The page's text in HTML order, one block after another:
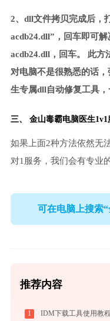
2、dll文件拷贝完成后，
acdb24.dll”，回车即可
acdb24.dll，回车。 此方
对电脑不是很熟悉的话
生专属dll自动修复工具，
三、 金山毒霸电脑医生1v1
如果上面2种方法依然无
对1服务，我们会有专业
可在电脑上搜索
推荐内容
1